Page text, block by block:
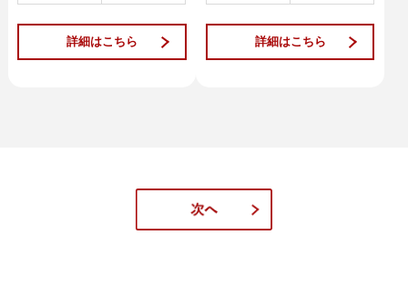
詳細はこちら 詳細はこちら